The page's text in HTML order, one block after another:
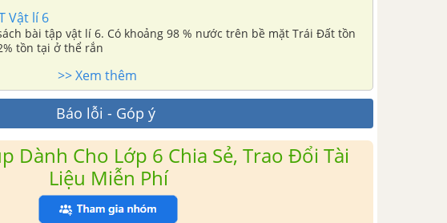
Vật lí 6
bài tập vật lí 6. Có khoảng 98 % nước trên bề mặt Trái Đất tồn
tồn tại ở thể rắn
>> Xem thêm
Báo lỗi - Góp ý
Dành Cho Lớp 6 Chia Sẻ, Trao Đổi Tài
Liệu Miễn Phí